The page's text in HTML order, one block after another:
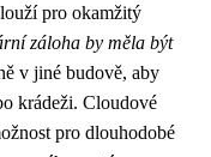
pro okamžitý
záloha by měla být
v jiné budově, aby
krádeži. Cloudové
pro dlouhodobé